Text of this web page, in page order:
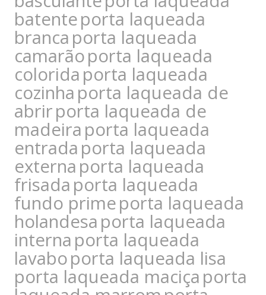
batenteporta laqueada
branca porta laqueada
camarãoporta laqueada
colorida porta laqueada
cozinha porta laqueada de
abrirporta laqueada de
madeira porta laqueada
entrada porta laqueada
externa porta laqueada
frisada porta laqueada
fundo primeporta laqueada
holandesa porta laqueada
interna porta laqueada
lavaboporta laqueada lisa
porta laqueada maciça porta